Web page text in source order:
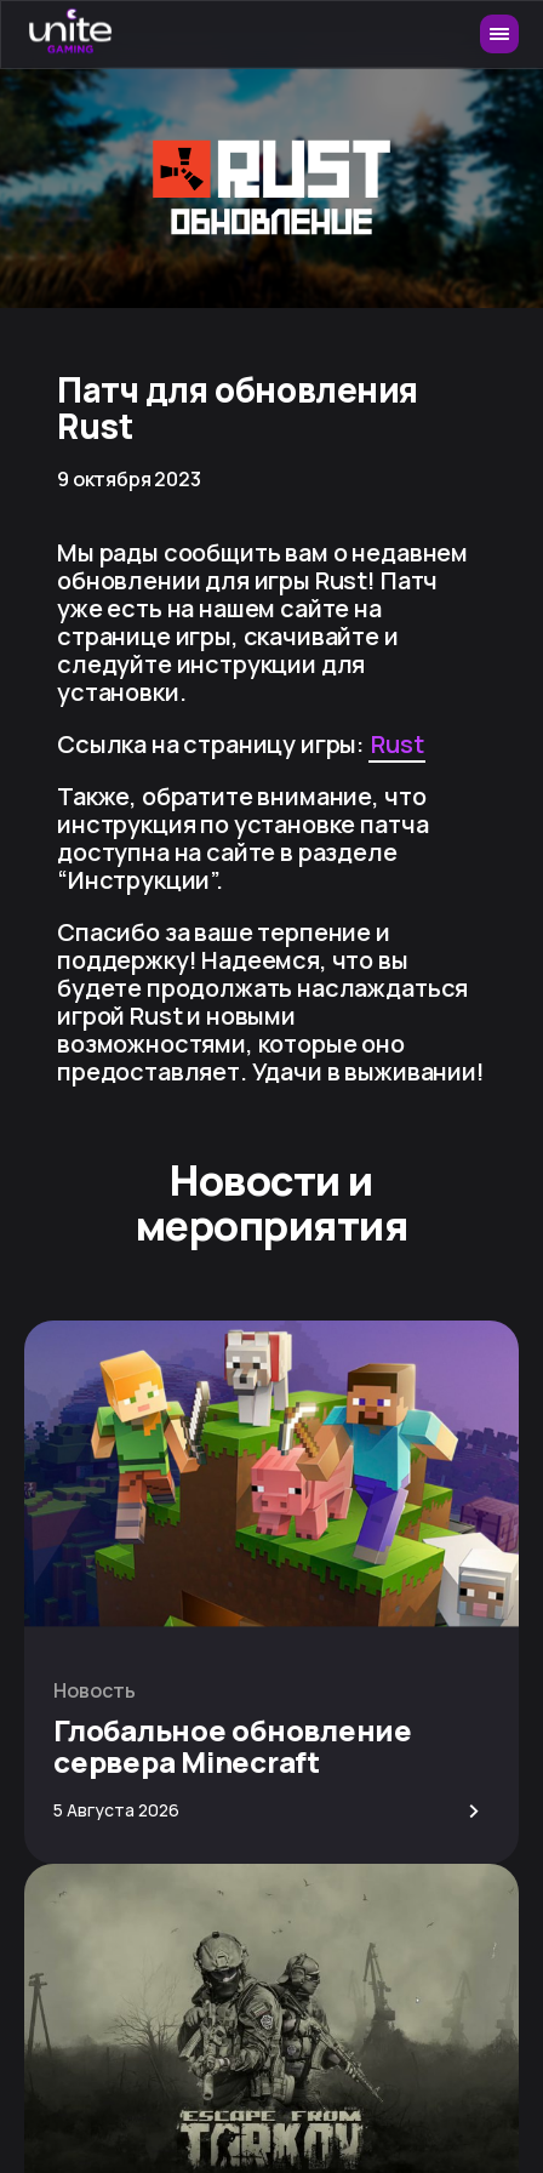
Патч для обновления
Rust
9 октября 2023
Мы рады сообщить вам о недавнем
обновлении для игры Rust! Патч
уже есть на нашем сайте на
странице игры, скачивайте и
следуйте инструкции для
установки.
Ссылка на страницу игры: Rust
Также, обратите внимание, что
инструкция по установке патча
доступна на сайте в разделе
“Инструкции”.
Спасибо за ваше терпение и
поддержку! Надеемся, что вы
будете продолжать наслаждаться
игрой Rust и новыми
возможностями, которые оно
предоставляет. Удачи в выживании!
Новости и
мероприятия
Новость
Глобальное обновление
сервера Minecraft
5 Августа 2026 >